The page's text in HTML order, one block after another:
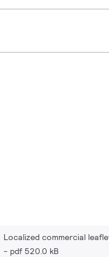
Localized commercial
pdf 520.0 kB